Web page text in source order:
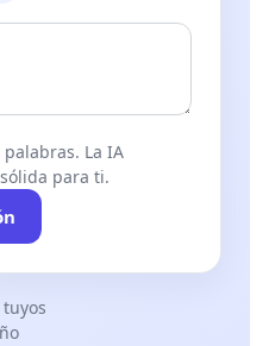
La IA
para ti.